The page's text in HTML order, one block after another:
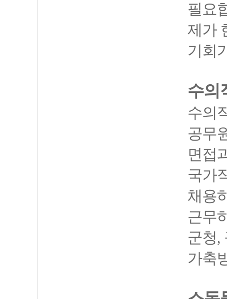
필요
제가
기회
수의
수의
공무
면접
국가
채용
근무
군청,
가축